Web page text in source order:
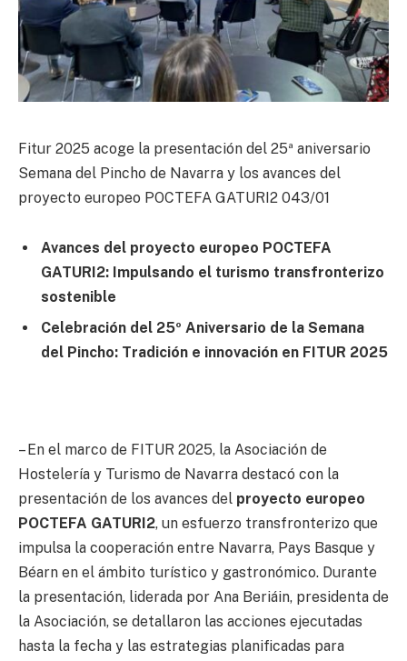
Fitur 2025 acoge la presentación del 25ª aniversario
Semana del Pincho de Navarra y los avances del
proyecto europeo POCTEFA GATURI2 043/01
Avances del proyecto europeo POCTEFA
GATURI2: Impulsando el turismo transfronterizo
sostenible
Celebración del 25º Aniversario de la Semana
del Pincho: Tradición e innovación en FITUR 2025
– En el marco de FITUR 2025, la Asociación de
Hostelería y Turismo de Navarra destacó con la
presentación de los avances del proyecto europeo
POCTEFA GATURI2, un esfuerzo transfronterizo que
impulsa la cooperación entre Navarra, Pays Basque y
Béarn en el ámbito turístico y gastronómico. Durante
la presentación, liderada por Ana Beriáin, presidenta de
la Asociación, se detallaron las acciones ejecutadas
hasta la fecha y las estrategias planificadas para